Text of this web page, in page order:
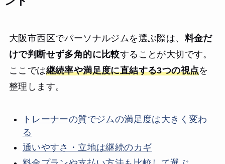
大阪市西区でパーソナルジムを選ぶ際は、 料金だ
けで判断せず多角的に比較することが大切です。
ここでは継続率や満足度に直結する3つの視点を
整理します。
トレーナーの質でジムの満足度は大きく変わ
る
通いやすさ・立地は継続のカギ